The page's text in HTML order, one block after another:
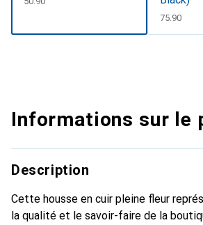
CHF
75.90
Informations sur le
Description
Cette housse en cuir pleine fleur
la qualité et le savoir-faire de la